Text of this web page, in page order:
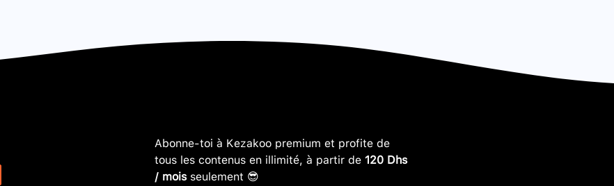
Abonne-toi à Kezakoo premium et profite de
tous les contenus en illimité, à partir de 120 Dhs
/ moisseulement 😎